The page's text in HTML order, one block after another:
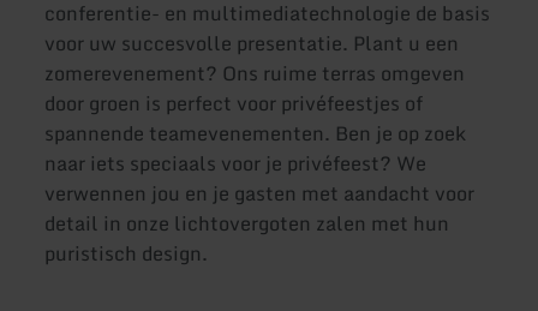
conferentie- en multimediatechnologie de basis
voor uw succesvolle presentatie. Plant u een
zomerevenement? Ons ruime terras omgeven
door groen is perfect voor privéfeestjes of
spannende teamevenementen. Ben je op zoek
naar iets speciaals voor je privéfeest? We
verwennen jou en je gasten met aandacht voor
detail in onze lichtovergoten zalen met hun
puristisch design.